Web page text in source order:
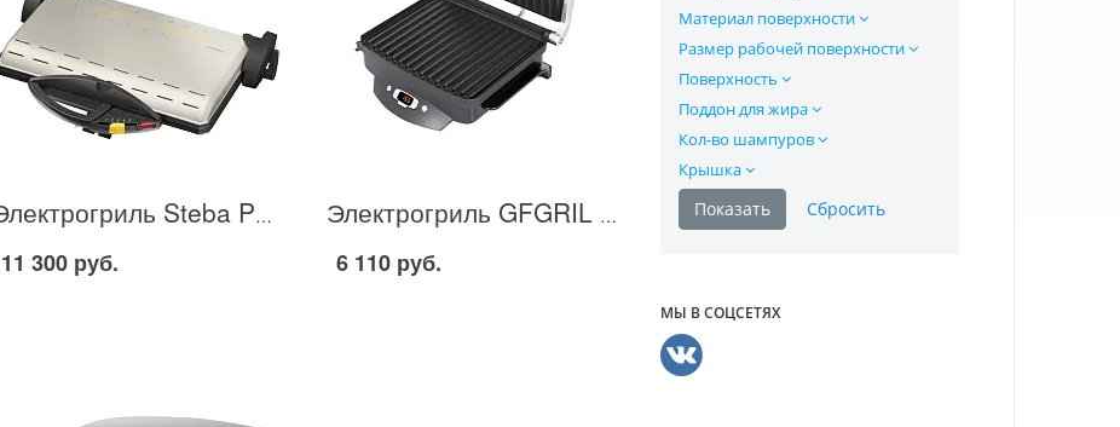
Материал поверхности
Размер рабочей поверхности
Поверхность
Поддон для жира
Кол-во шампуров
Крышка
МЫ В СОЦСЕТЯХ
Электрогриль Steba PG-4.4 в Москве
11 300 руб.
Электрогриль GFGRIL GF-100 в Москве
6 110 руб.